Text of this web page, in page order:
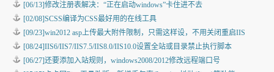
[06/13]修改注册表解决：“正在启动windows”卡住进不去
[02/08]SCSS编译为CSS最好用的在线工具
[09/23]win2012 asp上传最大附件限制，只需这样设，不用关闭重启IIS
[08/24]IIS6/IIS7/IIS7.5/IIS8.0/IIS10.0设置全站或目录禁止执行脚本
[06/27]还要添加入站规则，windows2008/2012修改远程端口号